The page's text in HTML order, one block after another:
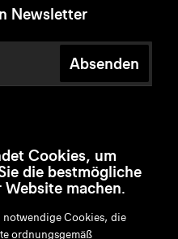
Newsletter
Absenden
Cookies, um
die bestmögliche
machen.
notwendige Cookies, die
ordnungsgemäß